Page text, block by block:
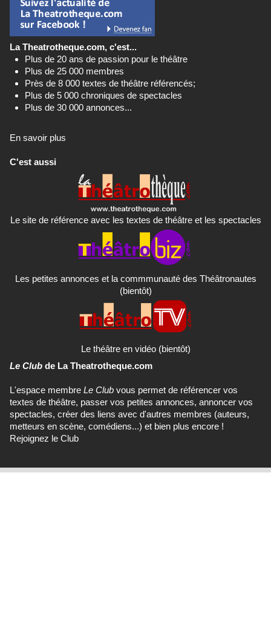
La Theatrotheque.com, c'est...
Plus de 20 ans de passion pour le théâtre
Plus de 25 000 membres
Près de 8 000 textes de théâtre référencés;
Plus de 5 000 chroniques de spectacles
Plus de 30 000 annonces...
En savoir plus
C'est aussi
Le site de référence avec les textes de théâtre et les spectacles
Les petites annonces et la commmunauté des Théâtronautes
(bientôt)
Le théâtre en vidéo (bientôt)
Le Club de La Theatrotheque.com
L'espace membre Le Club vous permet de référencer vos
textes de théâtre, passer vos petites annonces, annoncer vos
spectacles, créer des liens avec d'autres membres (auteurs,
metteurs en scène, comédiens...) et bien plus encore !
Rejoignez le Club